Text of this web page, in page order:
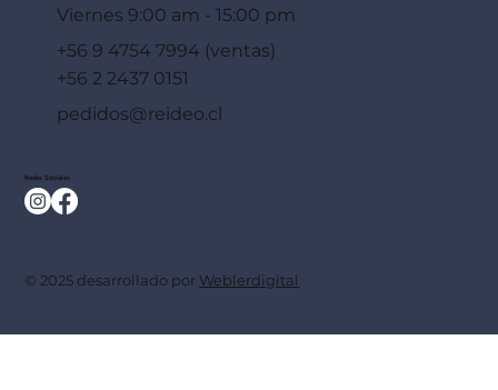
Viernes 9:00 am - 15:00 pm
+56 9 4754 7994 (ventas)
+56 2 2437 0151
pedidos@reideo.cl
Redes Sociales
© 2025 desarrollado por Weblerdigital